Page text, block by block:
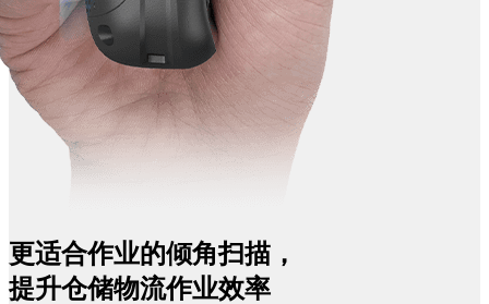
更适合作业的倾角扫描，
提升仓储物流作业效率